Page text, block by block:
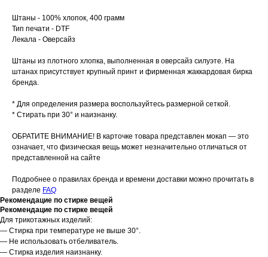
Штаны - 100% хлопок, 400 грамм
Тип печати - DTF
Лекала - Оверсайз
Штаны из плотного хлопка, выполненная в оверсайз силуэте. На
штанах присутствует крупный принт и фирменная жаккардовая бирка
бренда.
* Для определения размера воспользуйтесь размерной сеткой.
* Стирать при 30° и наизнанку.
ОБРАТИТЕ ВНИМАНИЕ! В карточке товара представлен мокап — это
означает, что физическая вещь может незначительно отличаться от
представленной на сайте
Подробнее о правилах бренда и времени доставки можно прочитать в
разделе FAQ
Рекомендацие по cтирке вещей
Рекомендацие по cтирке вещей
Для трикотажных изделий:
— Стирка при температуре не выше 30°.
— Не использовать отбеливатель.
— Стирка изделия наизнанку.